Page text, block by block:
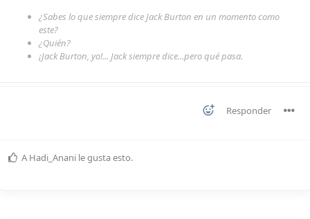
¿Sabes lo que siempre dice Jack Burton en un momento como
este?
¿Quién?
¡Jack Burton, yo!... Jack siempre dice...pero qué pasa.
Responder
A Hadi_Anani le gusta esto.